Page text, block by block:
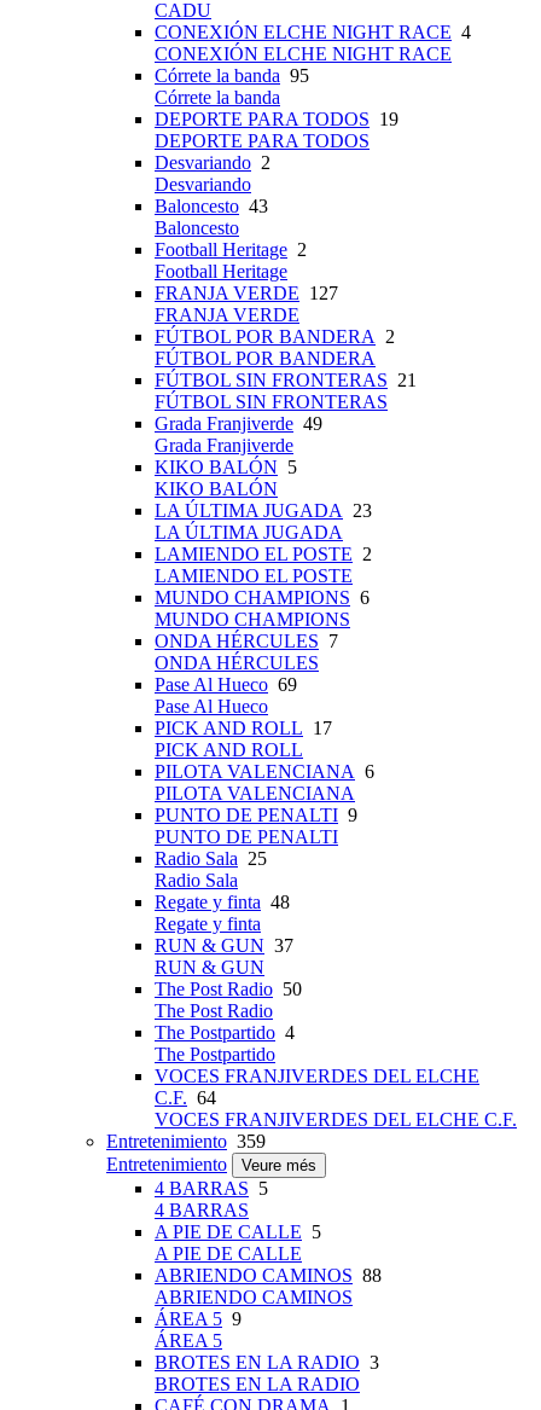
CADU
CONEXIÓN ELCHE NIGHT RACE 4
CONEXIÓN ELCHE NIGHT RACE
Córrete la banda 95
Córrete la banda
DEPORTE PARA TODOS 19
DEPORTE PARA TODOS
Desvariando 2
Desvariando
Baloncesto 43
Baloncesto
Football Heritage 2
Football Heritage
FRANJA VERDE 127
FRANJA VERDE
FÚTBOL POR BANDERA 2
FÚTBOL POR BANDERA
FÚTBOL SIN FRONTERAS 21
FÚTBOL SIN FRONTERAS
Grada Franjiverde 49
Grada Franjiverde
KIKO BALÓN 5
KIKO BALÓN
LA ÚLTIMA JUGADA 23
LA ÚLTIMA JUGADA
LAMIENDO EL POSTE 2
LAMIENDO EL POSTE
MUNDO CHAMPIONS 6
MUNDO CHAMPIONS
ONDA HÉRCULES 7
ONDA HÉRCULES
Pase Al Hueco 69
Pase Al Hueco
PICK AND ROLL 17
PICK AND ROLL
PILOTA VALENCIANA 6
PILOTA VALENCIANA
PUNTO DE PENALTI 9
PUNTO DE PENALTI
Radio Sala 25
Radio Sala
Regate y finta 48
Regate y finta
RUN & GUN 37
RUN & GUN
The Post Radio 50
The Post Radio
The Postpartido 4
The Postpartido
VOCES FRANJIVERDES DEL ELCHE
C.F. 64
VOCES FRANJIVERDES DEL ELCHE C.F.
Entretenimiento 359
Entretenimiento
Veure més
4 BARRAS 5
4 BARRAS
A PIE DE CALLE 5
A PIE DE CALLE
ABRIENDO CAMINOS 88
ABRIENDO CAMINOS
ÁREA 5 9
ÁREA 5
BROTES EN LA RADIO 3
BROTES EN LA RADIO